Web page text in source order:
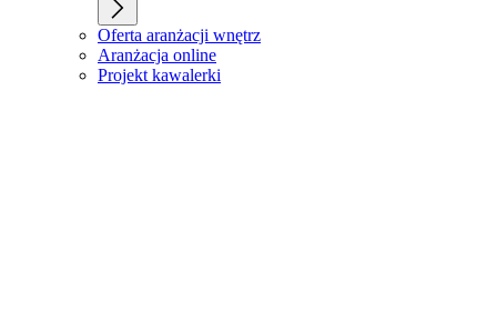
Oferta aranżacji wnętrz
Aranżacja online
Projekt kawalerki